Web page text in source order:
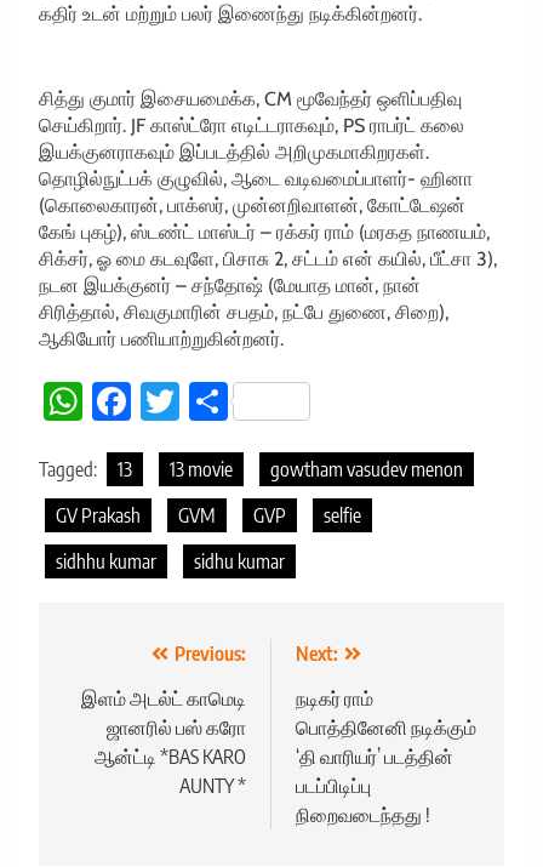
கதிர் உடன் மற்றும் பலர் இணைந்து நடிக்கின்றனர்.
சித்து குமார் இசையமைக்க, CM மூவேந்தர் ஒளிப்பதிவு
செய்கிறார். JF காஸ்ட்ரோ எடிட்டராகவும், PS ராபர்ட் கலை
இயக்குனராகவும் இப்படத்தில் அறிமுகமாகிறரகள்.
தொழில்நுட்பக் குழுவில், ஆடை வடிவமைப்பாளர்- ஹினா
(கொலைகாரன், பாக்ஸர், முன்னறிவாளன், கோட்டேஷன்
கேங் புகழ்), ஸ்டண்ட் மாஸ்டர் – ரக்கர் ராம் (மரகத நாணயம்,
சிக்சர், ஓ மை கடவுளே, பிசாசு 2, சட்டம் என் கயில், பீட்சா 3),
நடன இயக்குனர் – சந்தோஷ் (மேயாத மான், நான்
சிரித்தால், சிவகுமாரின் சபதம், நட்பே துணை, சிறை),
ஆகியோர் பணியாற்றுகின்றனர்.
WhatsApp
Facebook
TwitterShare
Tagged: 13 13 movie
gowtham vasudev menon
GV Prakash
GVM GVP
selfie
sidhhu kumar
sidhu kumar
navigation
Previous:
இளம் அடல்ட் காமெடி
ஜானரில் பஸ் கரோ
ஆன்ட்டி *BAS KARO
AUNTY *
Next:
நடிகர் ராம்
பொத்தினேனி நடிக்கும்
‘தி வாரியர்’ படத்தின்
படப்பிடிப்பு
நிறைவடைந்தது !